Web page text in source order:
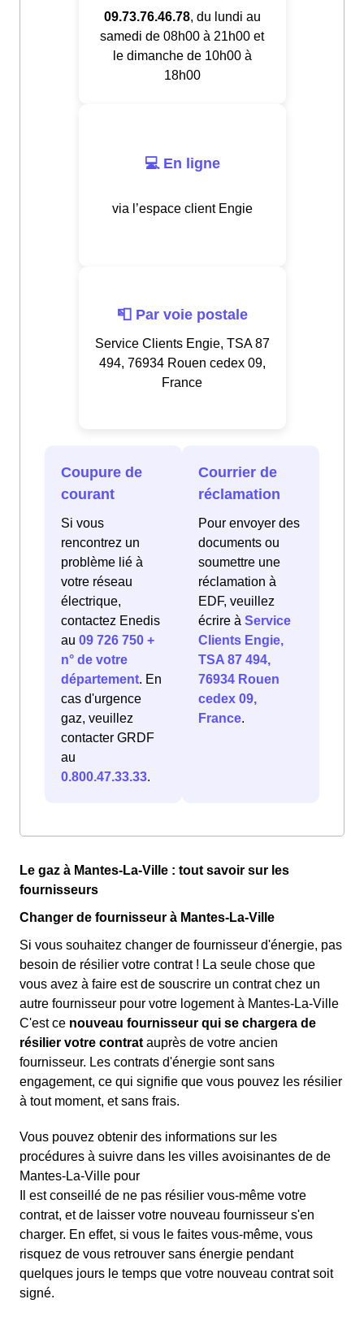
09.73.76.46.78, du lundi au
samedi de 08h00 à 21h00 et
le dimanche de 10h00 à
18h00
💻 En ligne
via l’espace client Engie
📮 Par voie postale
Service Clients Engie, TSA 87
494, 76934 Rouen cedex 09,
France
Coupure de
courant
Si vous
rencontrez un
problème lié à
votre réseau
électrique,
contactez Enedis
au 09 726 750 +
n° de votre
département. En
cas d'urgence
gaz, veuillez
contacter GRDF
au
0.800.47.33.33.
Courrier de
réclamation
Pour envoyer des
documents ou
soumettre une
réclamation à
EDF, veuillez
écrire à Service
Clients Engie,
TSA 87 494,
76934 Rouen
cedex 09,
France.
Le gaz à Mantes-La-Ville : tout savoir sur les
fournisseurs
Changer de fournisseur à Mantes-La-Ville
Si vous souhaitez changer de fournisseur d'énergie, pas
besoin de résilier votre contrat ! La seule chose que
vous avez à faire est de souscrire un contrat chez un
autre fournisseur pour votre logement à Mantes-La-Ville
C'est ce nouveau fournisseur qui se chargera de
résilier votre contrat auprès de votre ancien
fournisseur. Les contrats d'énergie sont sans
engagement, ce qui signifie que vous pouvez les résilier
à tout moment, et sans frais.
Vous pouvez obtenir des informations sur les
procédures à suivre dans les villes avoisinantes de de
Mantes-La-Ville pour
Il est conseillé de ne pas résilier vous-même votre
contrat, et de laisser votre nouveau fournisseur s'en
charger. En effet, si vous le faites vous-même, vous
risquez de vous retrouver sans énergie pendant
quelques jours le temps que votre nouveau contrat soit
signé.